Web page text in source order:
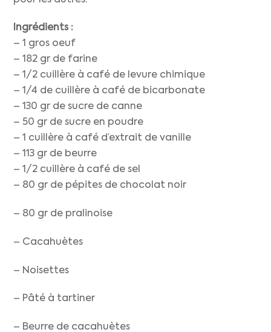
Ingrédients :
– 1 gros oeuf
– 182 gr de farine
– 1/2 cuillère à café de levure chimique
– 1/4 de cuillère à café de bicarbonate
– 130 gr de sucre de canne
– 50 gr de sucre en poudre
– 1 cuillère à café d’extrait de vanille
– 113 gr de beurre
– 1/2 cuillère à café de sel
– 80 gr de pépites de chocolat noir
– 80 gr de pralinoise
– Cacahuètes
– Noisettes
– Pâté à tartiner
– Beurre de cacahuètes